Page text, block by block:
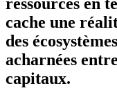
ressources en
cache une
des
acharnées
capitaux.